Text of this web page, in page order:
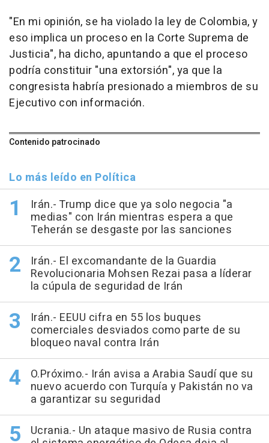
"En mi opinión, se ha violado la ley de Colombia, y
eso implica un proceso en la Corte Suprema de
Justicia", ha dicho, apuntando a que el proceso
podría constituir "una extorsión", ya que la
congresista habría presionado a miembros de su
Ejecutivo con información.
Contenido patrocinado
Lo más leído en Política
Irán.- Trump dice que ya solo negocia "a
medias" con Irán mientras espera a que
Teherán se desgaste por las sanciones
Irán.- El excomandante de la Guardia
Revolucionaria Mohsen Rezai pasa a líderar
la cúpula de seguridad de Irán
Irán.- EEUU cifra en 55 los buques
comerciales desviados como parte de su
bloqueo naval contra Irán
O.Próximo.- Irán avisa a Arabia Saudí que su
nuevo acuerdo con Turquía y Pakistán no va
a garantizar su seguridad
Ucrania.- Un ataque masivo de Rusia contra